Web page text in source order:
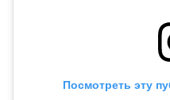
Посмотреть эту